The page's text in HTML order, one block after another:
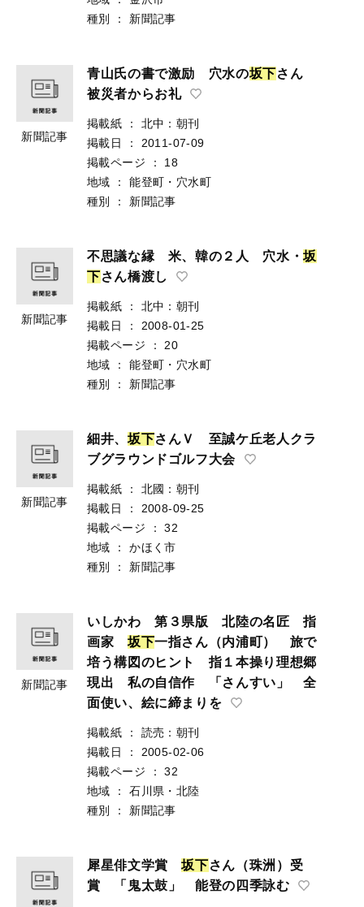
種別
： 新聞記事
新聞記事
青山氏の書で激励 穴水の坂下さん
被災者からお礼
掲載紙 ：
北中：朝刊
掲載日
：
2011-07-09
掲載ページ
：
18
地域
：
能登町・穴水町
種別
： 新聞記事
新聞記事
不思議な縁 米、韓の２人 穴水・坂
下さん橋渡し
掲載紙 ：
北中：朝刊
掲載日
：
2008-01-25
掲載ページ
：
20
地域
：
能登町・穴水町
種別
： 新聞記事
新聞記事
細井、 坂下さんＶ 至誠ケ丘老人クラ
ブグラウンドゴルフ大会
掲載紙 ：
北國：朝刊
掲載日
：
2008-09-25
掲載ページ
：
32
地域
：
かほく市
種別
： 新聞記事
新聞記事
いしかわ 第３県版 北陸の名匠 指
画家 坂下一指さん（内浦町） 旅で
培う構図のヒント 指１本操り理想郷
現出 私の自信作 「さんすい」 全
面使い、絵に締まりを
掲載紙 ：
読売：朝刊
掲載日
：
2005-02-06
掲載ページ
：
32
地域
：
石川県・北陸
種別
： 新聞記事
犀星俳文学賞坂下さん（珠洲）受
賞 「鬼太鼓」 能登の四季詠む